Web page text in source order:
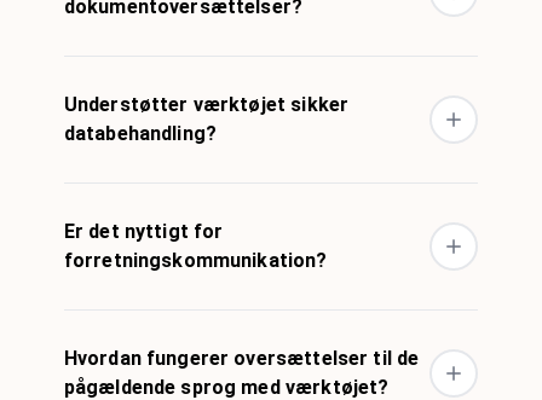
dokumentoversættelser?
Understøtter værktøjet sikker
databehandling?
Er det nyttigt for
forretningskommunikation?
Hvordan fungerer oversættelser til de
pågældende sprog med værktøjet?